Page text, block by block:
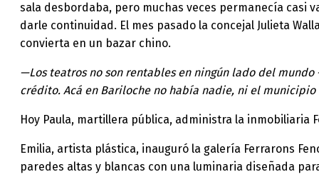
sala desbordaba, pero muchas veces permanecía casi
darle continuidad. El mes pasado la concejal Julieta
convierta en un bazar chino.
—Los teatros no son rentables en ningún lado del mundo
crédito. Acá en Bariloche no había nadie, ni el
Hoy Paula, martillera pública, administra la inmobiliaria
Emilia, artista plástica, inauguró la galería Ferrarons
paredes altas y blancas con una luminaria diseñada